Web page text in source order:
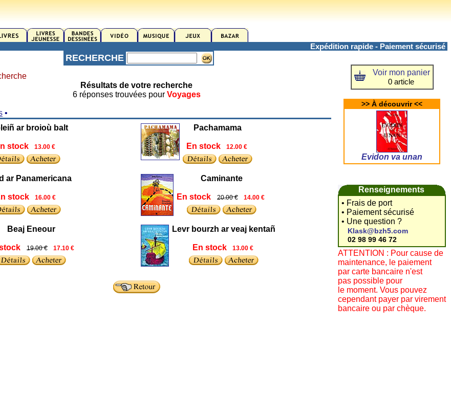
Expédition rapide - Paiement sécurisé
RECHERCHE
Résultats de votre recherche
6 réponses trouvées pour Voyages
•
ar broioù balt
stock 13.00 €
Pachamama
En stock 12.00 €
ar Panamericana
stock 16.00 €
Caminante
En stock 20.00 € 14.00 €
Beaj Eneour
19.00 € 17.10 €
Levr bourzh ar veaj kentañ
En stock 13.00 €
Voir mon panier
0 article
>> À découvrir <<
Evidon va unan
Renseignements
• Frais de port
• Paiement sécurisé
• Une question ?
Klask@bzh5.com
02 98 99 46 72
ATTENTION : Pour cause de
maintenance, le paiement
par carte bancaire n'est
pas possible pour
le moment. Vous pouvez
cependant payer par virement
bancaire ou par chèque.